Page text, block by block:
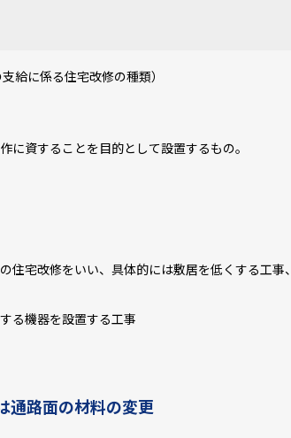
給に係る住宅改修の種類）
資することを目的として設置するもの。
住宅改修をいい、具体的には敷居を低くする工事
る機器を設置する工事
通路面の材料の変更